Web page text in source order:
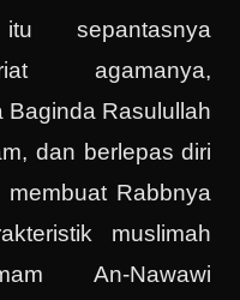
sepantasnya
agamanya,
Baginda Rasulullah
dan berlepas diri
Rabbnya
muslimah
An-Nawawi